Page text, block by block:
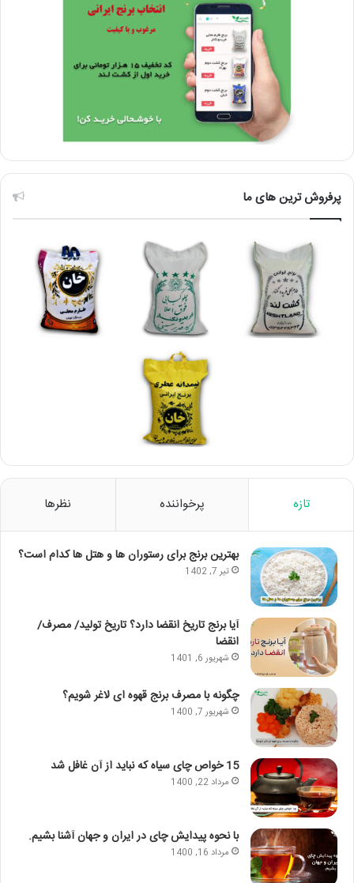
پرفروش ترین های ما
تازه پرخواننده نظرها
بهترین برنج برای رستوران ها و هتل ها کدام است؟
تیر 7, 1402
آیا برنج تاریخ انقضا دارد؟ تاریخ تولید/ مصرف/
انقضا
شهریور 6, 1401
چگونه با مصرف برنج قهوه ای لاغر شویم؟
شهریور 7, 1400
15 خواص چای سیاه که نباید از آن غافل شد
مرداد 22, 1400
با نحوه پیدایش چای در ایران و جهان آشنا بشیم.
مرداد 16, 1400